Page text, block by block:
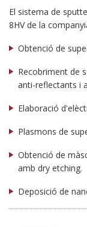
El sistema de
8HV de la
Obtenció de
Recobriment de
anti-reflectants i
Elaboració
Plasmons de
Obtenció de
amb dry etching.
Deposició de